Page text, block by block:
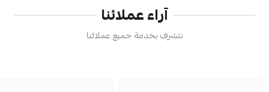
آراء عملائنا
نتشرف بخدمة جميع عملائنا